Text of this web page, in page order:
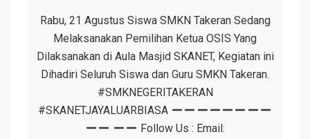
Rabu, 21 Agustus Siswa SMKN Takeran Sedang
Melaksanakan Pemilihan Ketua OSIS Yang
Dilaksanakan di Aula Masjid SKANET, Kegiatan ini
Dihadiri Seluruh Siswa dan Guru SMKN Takeran.
#SMKNEGERITAKERAN
#SKANETJAYALUARBIASA
Follow Us : Email: